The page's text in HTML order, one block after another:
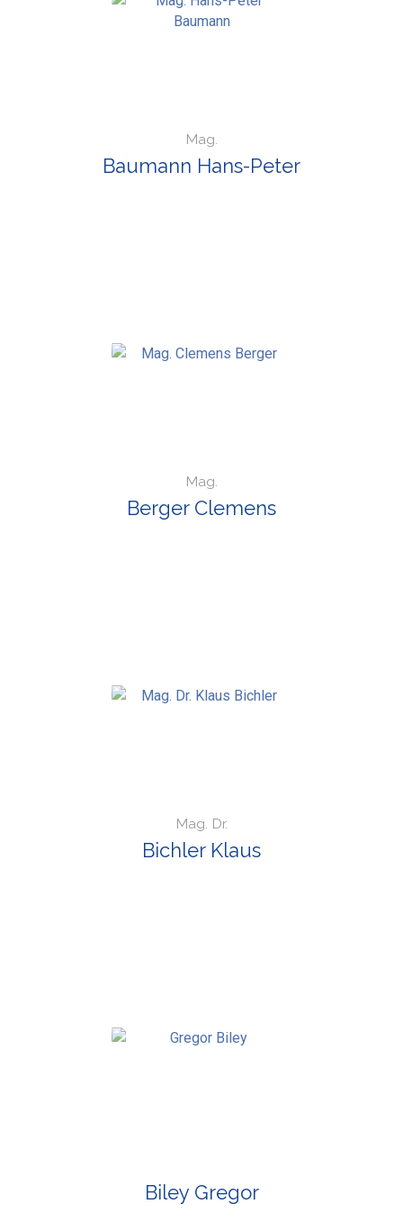
Mag.
Baumann Hans-Peter
Mag.
Berger Clemens
Mag. Dr.
Bichler Klaus
Biley Gregor